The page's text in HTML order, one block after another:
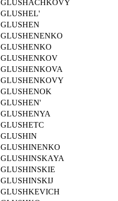
GLUSHACHKOVY
GLUSHEL'
GLUSHEN
GLUSHENENKO
GLUSHENKO
GLUSHENKOV
GLUSHENKOVA
GLUSHENKOVY
GLUSHENOK
GLUSHEN'
GLUSHENYA
GLUSHETC
GLUSHIN
GLUSHINENKO
GLUSHINSKAYA
GLUSHINSKIE
GLUSHINSKIJ
GLUSHKEVICH